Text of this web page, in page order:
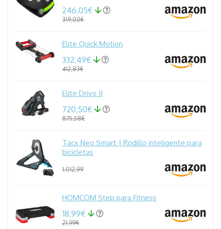
246,05€
319,00€
Elite Quick Motion
332,49€
412,83€
Elite Drivo II
720,50€
875,58€
Tacx Neo Smart | Rodillo inteligente para
bicicletas
1.012,99
HOMCOM Step para Fitness
18,99€
21,99€